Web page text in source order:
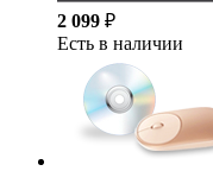
2 099 ₽
Есть в наличии